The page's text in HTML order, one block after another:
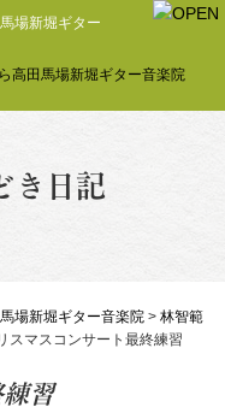
場新堀ギター
き日記
場新堀ギター音楽院 > 林智範
スマスコンサート最終練習
習